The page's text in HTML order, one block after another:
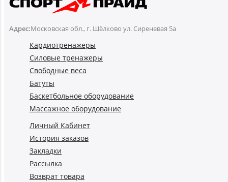
Адрес:Московская обл., г. Щёлково ул. Сиреневая 5а
Кардиотренажеры
Силовые тренажеры
Свободные веса
Батуты
Баскетбольное оборудование
Массажное оборудование
Личный Кабинет
История заказов
Закладки
Рассылка
Возврат товара